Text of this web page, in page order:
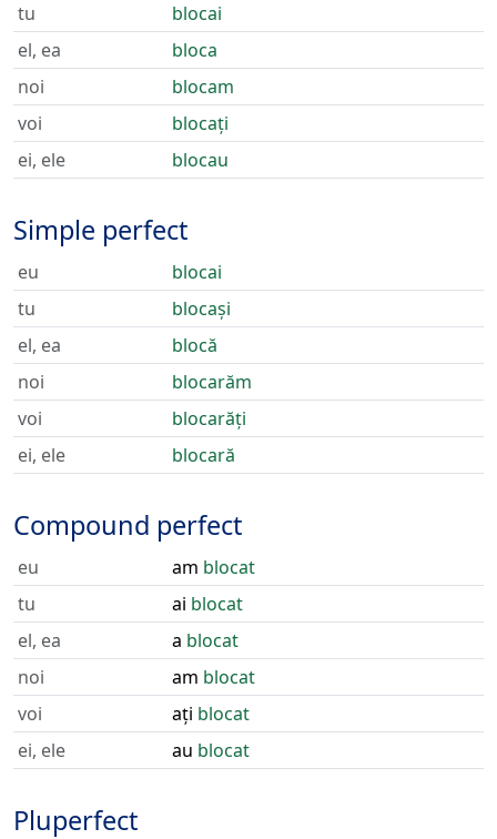
tu
blocai
el, ea
bloca
noi
blocam
voi
blocați
ei, ele
blocau
Simple perfect
eu
blocai
tu
blocași
el, ea
blocă
noi
blocarăm
voi
blocarăți
ei, ele
blocară
Compound perfect
eu am blocat
tu
ai blocat
el, ea
a blocat
noi
am blocat
voi
ați blocat
ei, ele
au blocat
Pluperfect